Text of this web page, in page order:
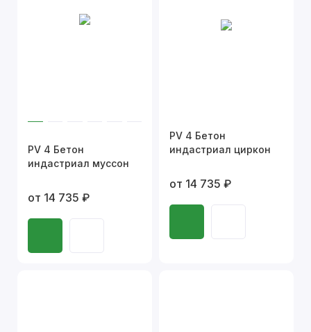
PV 4 Бетон
индастриал муссон
от 14 735 ₽
PV 4 Бетон
индастриал циркон
от 14 735 ₽